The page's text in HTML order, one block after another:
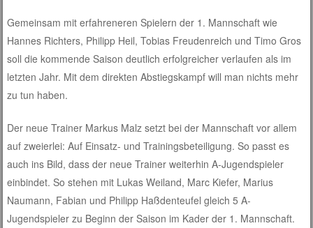
Gemeinsam mit erfahreneren Spielern der 1. Mannschaft wie
Hannes Richters, Philipp Heil, Tobias Freudenreich und Timo Gros
soll die kommende Saison deutlich erfolgreicher verlaufen als im
letzten Jahr. Mit dem direkten Abstiegskampf will man nichts mehr
zu tun haben.
Der neue Trainer Markus Malz setzt bei der Mannschaft vor allem
auf zweierlei: Auf Einsatz- und Trainingsbeteiligung. So passt es
auch ins Bild, dass der neue Trainer weiterhin A-Jugendspieler
einbindet. So stehen mit Lukas Weiland, Marc Kiefer, Marius
Naumann, Fabian und Philipp Haßdenteufel gleich 5 A-
Jugendspieler zu Beginn der Saison im Kader der 1. Mannschaft.